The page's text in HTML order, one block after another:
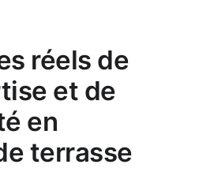
réels de
et de
en
terrasse